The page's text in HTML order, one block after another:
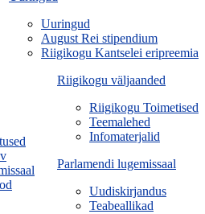
Uuringud
August Rei stipendium
Riigikogu Kantselei eripreemia
Riigikogu väljaanded
Riigikogu Toimetised
Teemalehed
Infomaterjalid
Parlamendi lugemissaal
Uudiskirjandus
Teabeallikad